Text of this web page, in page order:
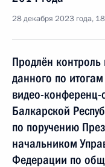
28 декабря 2023 года,
Продлён контроль
данного по
видео-
Балкарской
по поручению
начальником
Федерации по